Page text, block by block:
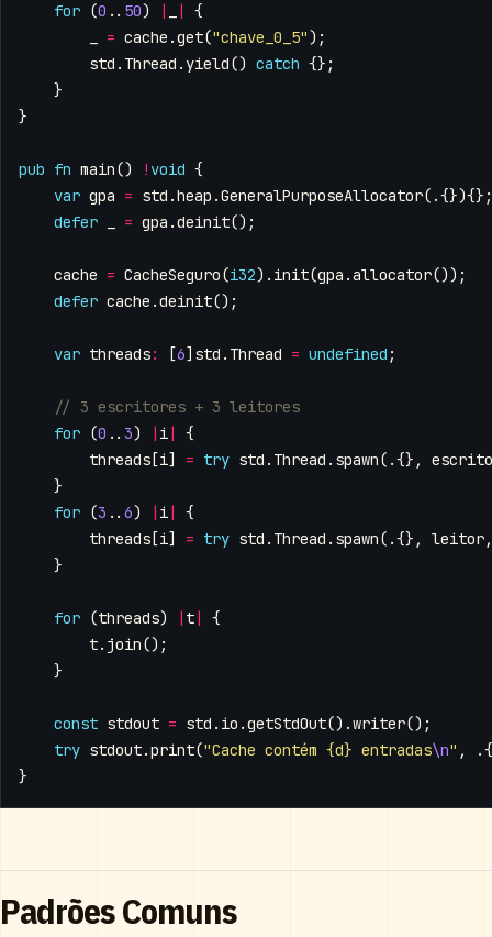
for (0 .. 50)
{
= cache .get("chave_0_5" );
std . Thread . yield() catch {};
}
}
pub fn main() ! void {
var gpa = std .heap .GeneralPurposeAllocator(.{}){};
defer
= gpa .deinit();
cache = CacheSeguro(i32). init(gpa .allocator());
defer cache .deinit();
var threads: [6] std . Thread = undefined ;
for (0 .. 3) i
{
threads [i] = try std . Thread . spawn(.{},
}
for (3 .. 6) i
{
threads [i] = try std . Thread . spawn(.{}, leitor,
}
for (threads) t
{
t. join();
}
const stdout = std . io .getStdOut().writer();
try stdout.print("Cache contém {d} entradas\n" ,
.{
}
Padrões Comuns